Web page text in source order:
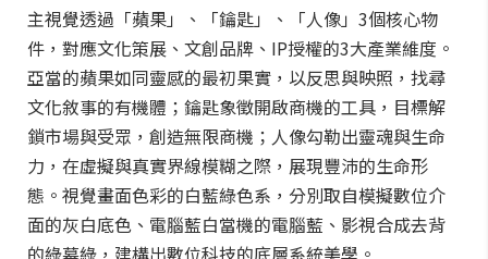
主視覺透過「蘋果」、「鑰匙」、「人像」3個核心物
件，對應文化策展、文創品牌、IP授權的3大產業維度。
亞當的蘋果如同靈感的最初果實，以反思與映照，找尋
文化敘事的有機體；鑰匙象徵開啟商機的工具，目標解
鎖市場與受眾，創造無限商機；人像勾勒出靈魂與生命
力，在虛擬與真實界線模糊之際，展現豐沛的生命形
態。視覺畫面色彩的白藍綠色系，分別取自模擬數位介
面的灰白底色、電腦藍白當機的電腦藍、影視合成去背
的綠幕綠，建構出數位科技的底層系統美學。